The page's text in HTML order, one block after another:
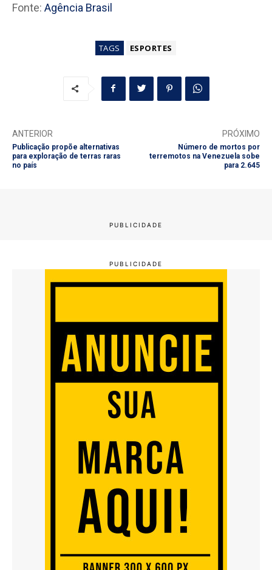
Fonte: Agência Brasil
TAGS ESPORTES
ANTERIOR
Publicação propõe alternativas
para exploração de terras raras
no país
PRÓXIMO
Número de mortos por
terremotos na Venezuela sobe
para 2.645